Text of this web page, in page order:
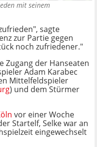
mit seinem
sagte
zur Partie gegen
noch zufriedener."
Zugang der Hanseaten
Adam Karabec
Mittelfeldspieler
) und dem Stürmer
vor einer Woche
Startelf, Selke war an
eingewechselt